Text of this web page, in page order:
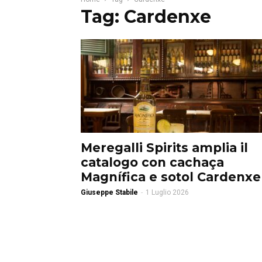
Tag: Cardenxe
Meregalli Spirits amplia il
catalogo con cachaça
Magnífica e sotol Cardenxe
Giuseppe Stabile - 1 Luglio 2026